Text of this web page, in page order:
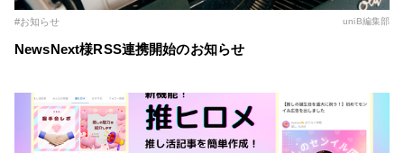
#お知らせ uniB編集部
NewsNext様RSS連携開始のお知らせ